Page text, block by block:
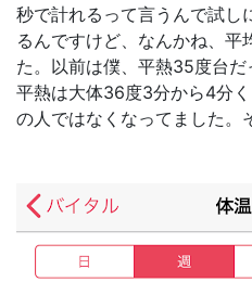
秒で計れるって言うんで試し
るんですけど、なんかね、平
た。以前は僕、平熱35度台
平熱は大体36度3分から4分
の人ではなくなってました。